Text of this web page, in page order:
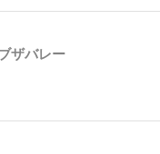
ザバレー